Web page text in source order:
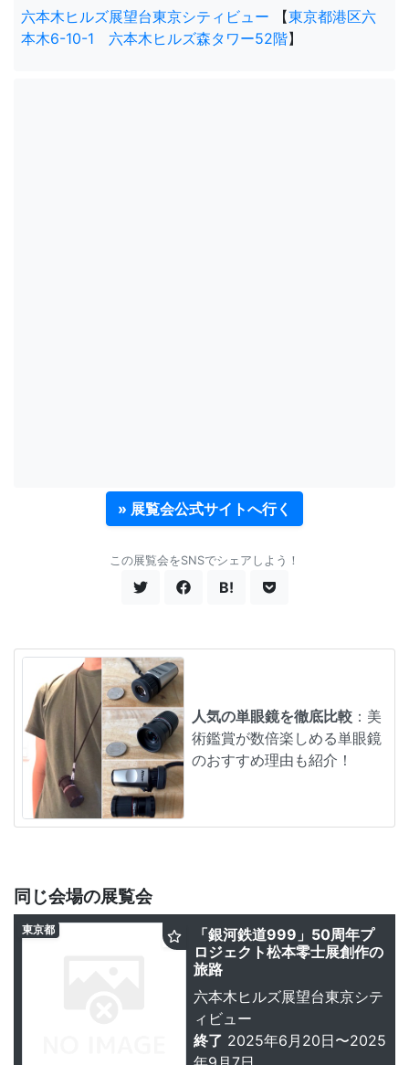
六本木ヒルズ展望台東京シティビュー 【東京都港区六
本木6-10-1 六本木ヒルズ森タワー52階】
» 展覧会公式サイトへ行く
この展覧会をSNSでシェアしよう！
B!
人気の単眼鏡を徹底比較 ：美
術鑑賞が数倍楽しめる単眼鏡
のおすすめ理由も紹介！
同じ会場の展覧会
「銀河鉄道999」50周年プ
ロジェクト松本零士展創作の
旅路
六本木ヒルズ展望台東京シテ
ィビュー
終了 2025年6月20日〜2025
東京都